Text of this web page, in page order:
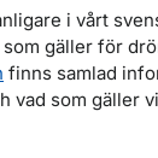
i vårt
gäller för
finns samlad
vad som gäller